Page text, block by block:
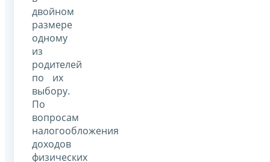
двойном
размере
одному
из
родителей
по их
выбору.
По
вопросам
налогообложения
доходов
физических